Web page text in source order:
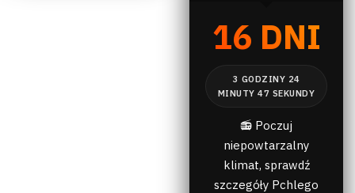
16 DNI
📻 Poczuj
niepowtarzalny
klimat, sprawdź
szczegóły Pchlego